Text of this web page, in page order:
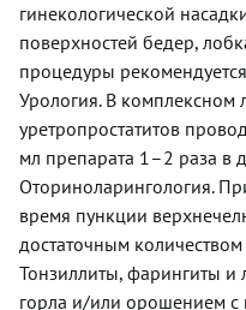
гинекологической
поверхностей бедер,
процедуры
Урология. В комплексном
уретропростатитов
мл препарата 1–2 раза в
Оториноларингология.
время пункции
достаточным
Тонзиллиты, фарингиты и
горла и/или орошением